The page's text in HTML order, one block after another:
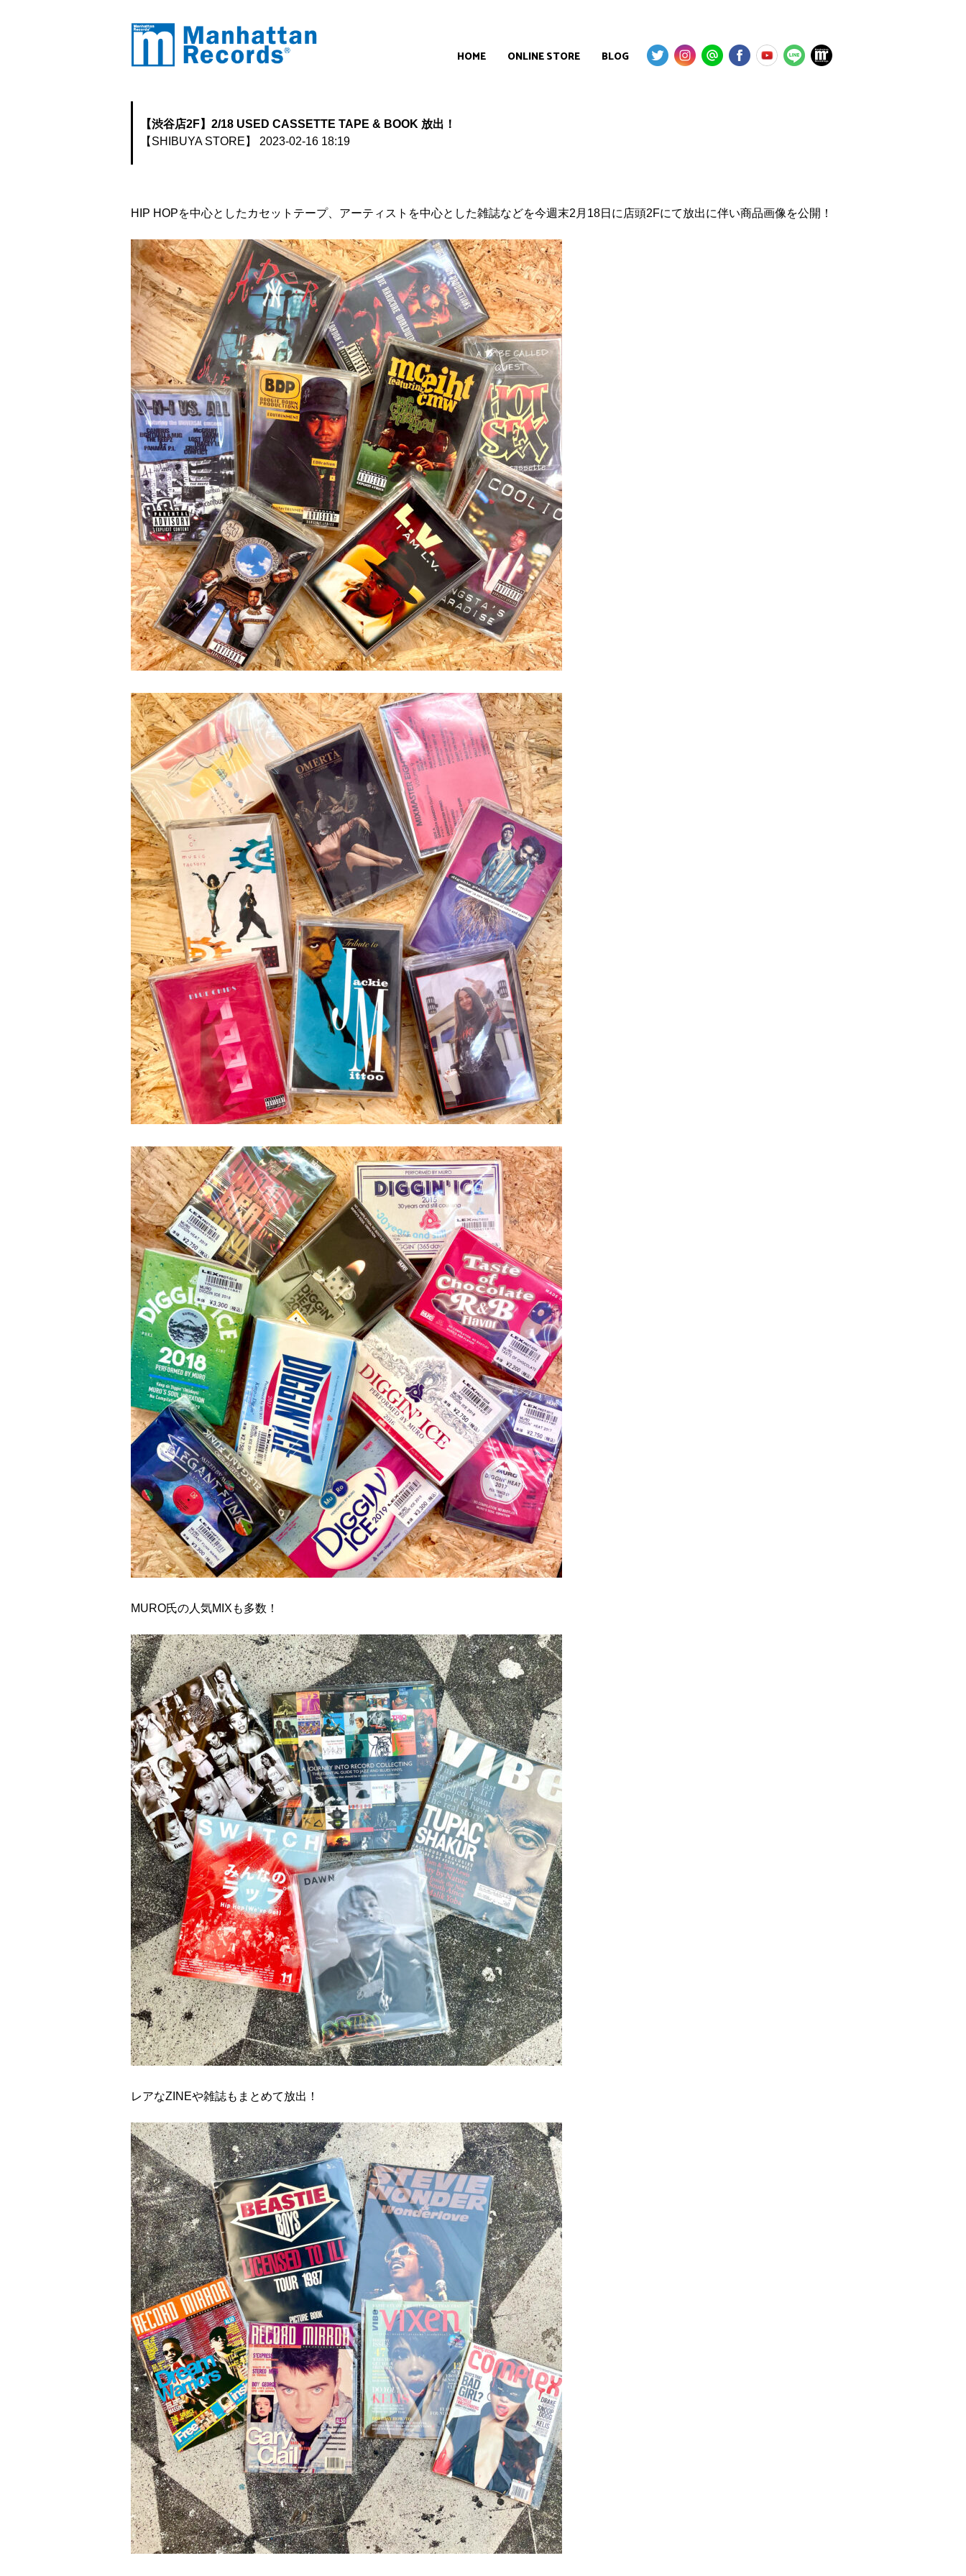
HOME ONLINE STORE BLOG
【渋谷店2F】2/18 USED CASSETTE TAPE & BOOK 放出！
【SHIBUYA STORE】
2023-02-16 18:19
HIP HOPを中心としたカセットテープ、アーティストを中心とした雑誌などを今週末2月18日に店頭2Fにて放出に伴い商品画像を公開！
MURO氏の人気MIXも多数！
レアなZINEや雑誌もまとめて放出！